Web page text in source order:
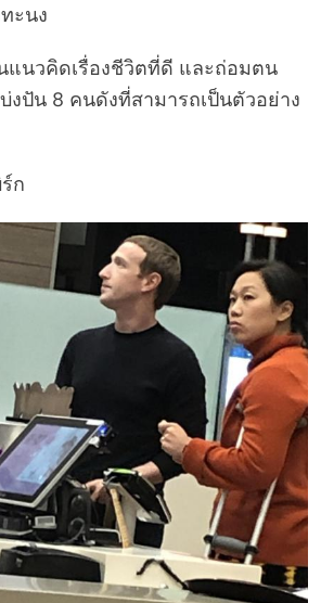
ะนง
แนวคิดเรื่องชีวิตที่ดี และถ่อมตน
งปัน 8 คนดังที่สามารถเป็นตัวอย่าง
ก